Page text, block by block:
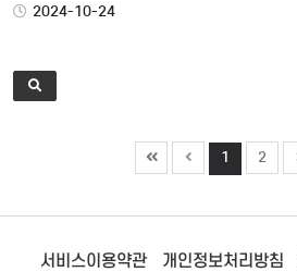
2024-10-24
1 2
서비스이용약관 개인정보처리방침